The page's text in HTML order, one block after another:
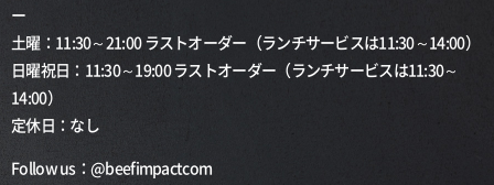
ー
土曜：11:30～21:00 ラストオーダー（ランチサービスは11:30～14:00）
日曜祝日：11:30～19:00 ラストオーダー（ランチサービスは11:30～
14:00）
定休日：なし
Follow us：@beefimpactcom